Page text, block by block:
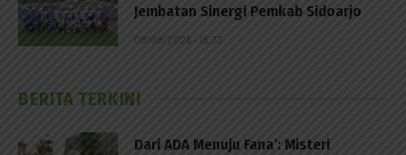
Jembatan Sinergi Pemkab Sidoarjo
08/08/2026 - 18:33
BERITA TERKINI
Dari ADA Menuju Fana’: Misteri